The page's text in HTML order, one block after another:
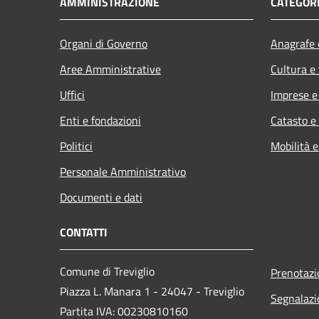
Organi di Governo
Aree Amministrative
Uffici
Enti e fondazioni
Politici
Personale Amministrativo
Documenti e dati
Cultura
Imprese
Catasto
Mobilità
CONTATTI
Comune di Treviglio
Piazza L. Manara 1 - 24047 - Treviglio
Partita IVA: 00230810160